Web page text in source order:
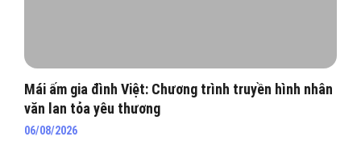
Mái ấm gia đình Việt: Chương trình truyền hình nhân
văn lan tỏa yêu thương
06/08/2026